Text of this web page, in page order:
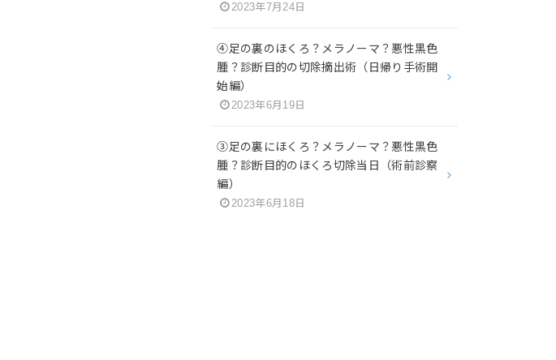
2023年7月24日
④足の裏のほくろ？メラノーマ？悪性黒色
腫？診断目的の切除摘出術（日帰り手術開
始編）
2023年6月19日
③足の裏にほくろ？メラノーマ？悪性黒色
腫？診断目的のほくろ切除当日（術前診察
編）
2023年6月18日